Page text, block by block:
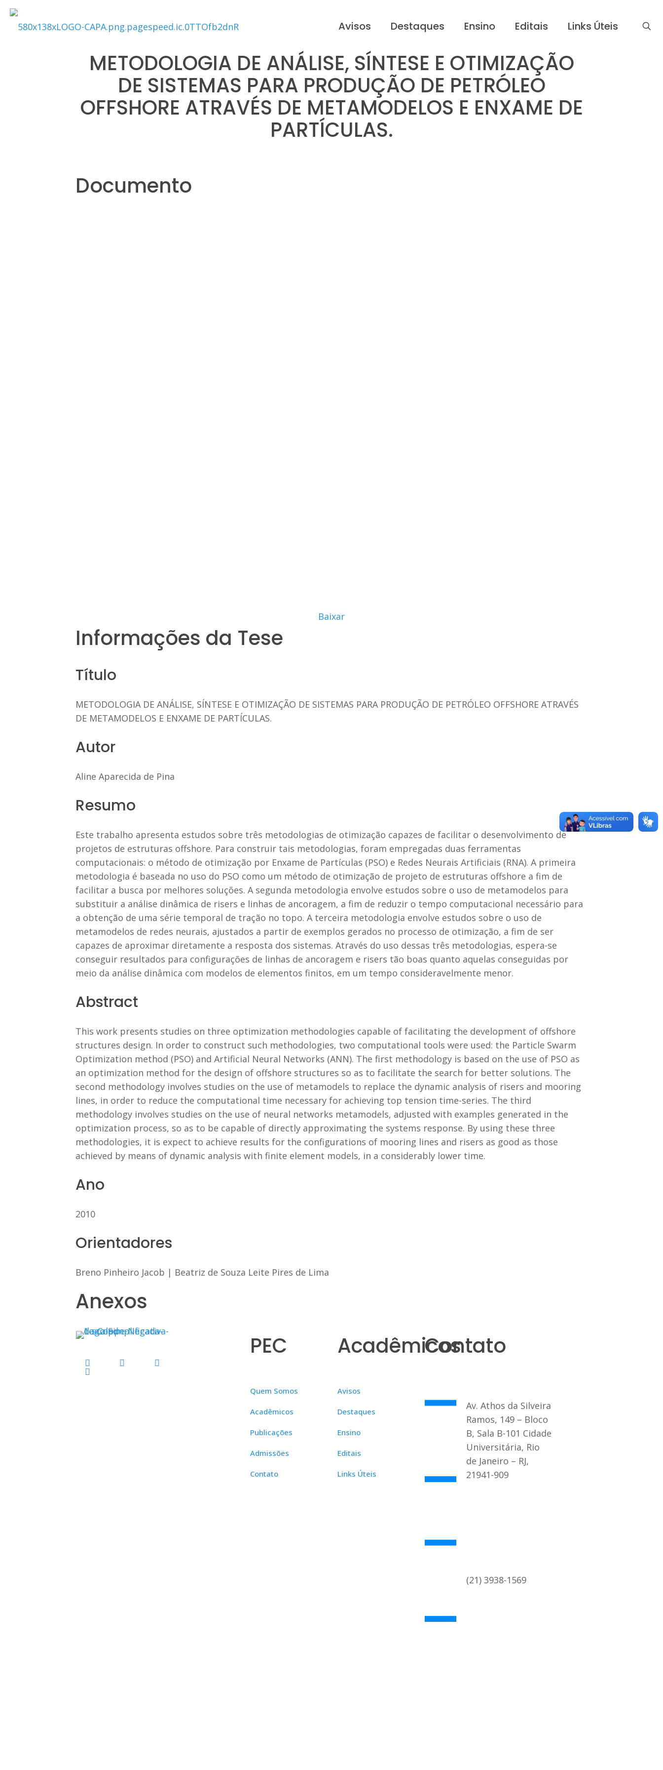
Avisos Destaques Ensino Editais Links Úteis
METODOLOGIA DE ANÁLISE, SÍNTESE E OTIMIZAÇÃO
DE SISTEMAS PARA PRODUÇÃO DE PETRÓLEO
OFFSHORE ATRAVÉS DE METAMODELOS E ENXAME DE
PARTÍCULAS.
Documento
Baixar
Informações da Tese
Título
METODOLOGIA DE ANÁLISE, SÍNTESE E OTIMIZAÇÃO DE SISTEMAS PARA PRODUÇÃO DE PETRÓLEO OFFSHORE ATRAVÉS
DE METAMODELOS E ENXAME DE PARTÍCULAS.
Autor
Aline Aparecida de Pina
Resumo
Este trabalho apresenta estudos sobre três metodologias de otimização capazes de facilitar o desenvolvimento de
projetos de estruturas offshore. Para construir tais metodologias, foram empregadas duas ferramentas
computacionais: o método de otimização por Enxame de Partículas (PSO) e Redes Neurais Artificiais (RNA). A primeira
metodologia é baseada no uso do PSO como um método de otimização de projeto de estruturas offshore a fim de
facilitar a busca por melhores soluções. A segunda metodologia envolve estudos sobre o uso de metamodelos para
substituir a análise dinâmica de risers e linhas de ancoragem, a fim de reduzir o tempo computacional necessário para
a obtenção de uma série temporal de tração no topo. A terceira metodologia envolve estudos sobre o uso de
metamodelos de redes neurais, ajustados a partir de exemplos gerados no processo de otimização, a fim de ser
capazes de aproximar diretamente a resposta dos sistemas. Através do uso dessas três metodologias, espera-se
conseguir resultados para configurações de linhas de ancoragem e risers tão boas quanto aquelas conseguidas por
meio da análise dinâmica com modelos de elementos finitos, em um tempo consideravelmente menor.
Abstract
This work presents studies on three optimization methodologies capable of facilitating the development of offshore
structures design. In order to construct such methodologies, two computational tools were used: the Particle Swarm
Optimization method (PSO) and Artificial Neural Networks (ANN). The first methodology is based on the use of PSO as
an optimization method for the design of offshore structures so as to facilitate the search for better solutions. The
second methodology involves studies on the use of metamodels to replace the dynamic analysis of risers and mooring
lines, in order to reduce the computational time necessary for achieving top tension time-series. The third
methodology involves studies on the use of neural networks metamodels, adjusted with examples generated in the
optimization process, so as to be capable of directly approximating the systems response. By using these three
methodologies, it is expect to achieve results for the configurations of mooring lines and risers as good as those
achieved by means of dynamic analysis with finite element models, in a considerably lower time.
Ano
2010
Orientadores
Breno Pinheiro Jacob | Beatriz de Souza Leite Pires de Lima
Anexos
PEC
Quem Somos
Acadêmicos
Publicações
Admissões
Contato
Acadêmicos
Avisos
Destaques
Ensino
Editais
Links Úteis
Contato
Av. Athos da Silveira
Ramos, 149 – Bloco
B, Sala B-101 Cidade
Universitária, Rio
de Janeiro – RJ,
21941-909
(21) 3938-1569